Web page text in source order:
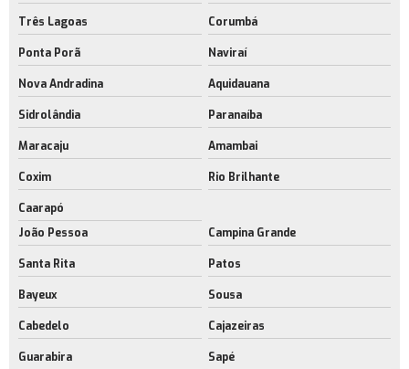
Três Lagoas Corumbá
Ponta Porã Naviraí
Nova Andradina Aquidauana
Sidrolândia Paranaíba
Maracaju Amambai
Coxim Rio Brilhante
Caarapó
João Pessoa
Campina Grande
Santa Rita Patos
Bayeux Sousa
Cabedelo Cajazeiras
Guarabira Sapé